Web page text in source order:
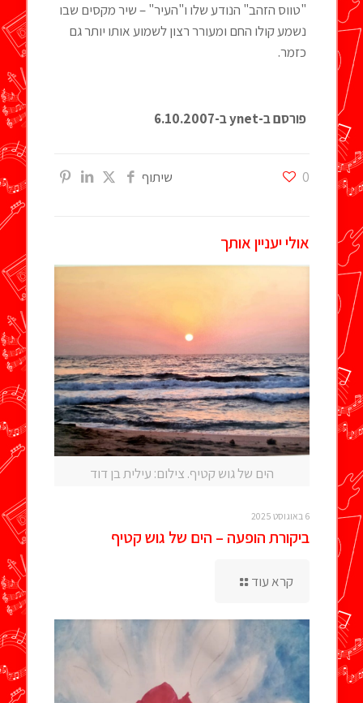
"טווס הזהב" הנודע שלו ו"העיר" – שיר מקסים שבו
נשמע קולו החם ומעורר רצון לשמוע אותו יותר גם
כזמר.
פורסם ב-ynet ב-6.10.2007
שיתוף 0
אולי יעניין אותך
הים של גוש קטיף. צילום: עילית בן דוד
6 באוגוסט 2025
ביקורת הופעה – הים של גוש קטיף
קרא עוד